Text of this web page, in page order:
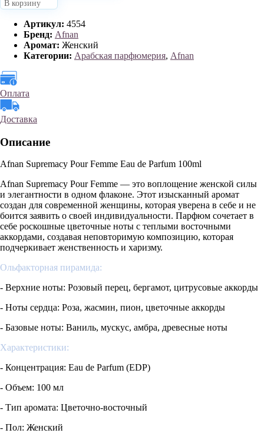
В корзину
Артикул: 4554
Бренд: Afnan
Аромат: Женский
Категории: Арабская парфюмерия, Afnan
Оплата
Доставка
Описание
Afnan Supremacy Pour Femme Eau de Parfum 100ml
Afnan Supremacy Pour Femme — это воплощение женской силы
и элегантности в одном флаконе. Этот изысканный аромат
создан для современной женщины, которая уверена в себе и не
боится заявить о своей индивидуальности. Парфюм сочетает в
себе роскошные цветочные ноты с теплыми восточными
аккордами, создавая неповторимую композицию, которая
подчеркивает женственность и харизму.
Ольфакторная пирамида:
- Верхние ноты: Розовый перец, бергамот, цитрусовые аккорды
- Ноты сердца: Роза, жасмин, пион, цветочные аккорды
- Базовые ноты: Ваниль, мускус, амбра, древесные ноты
Характеристики:
- Концентрация: Eau de Parfum (EDP)
- Объем: 100 мл
- Тип аромата: Цветочно-восточный
- Пол: Женский